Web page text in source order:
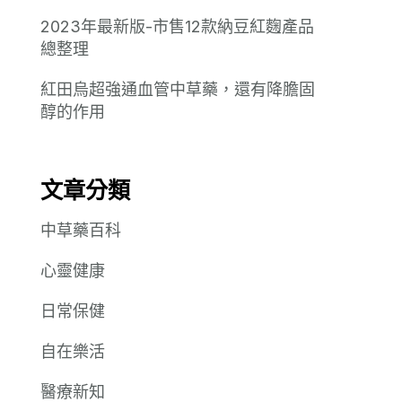
2023年最新版-市售12款納豆紅麴產品
總整理
紅田烏超強通血管中草藥，還有降膽固
醇的作用
文章分類
中草藥百科
心靈健康
日常保健
自在樂活
醫療新知